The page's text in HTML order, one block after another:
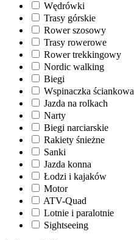
Wędrówki
Trasy górskie
Rower szosowy
Trasy rowerowe
Rower trekkingowy
Nordic walking
Biegi
Wspinaczka ściankowa
Jazda na rolkach
Narty
Biegi narciarskie
Rakiety śnieżne
Sanki
Jazda konna
Łodzi i kajaków
Motor
ATV-Quad
Lotnie i paralotnie
Sightseeing